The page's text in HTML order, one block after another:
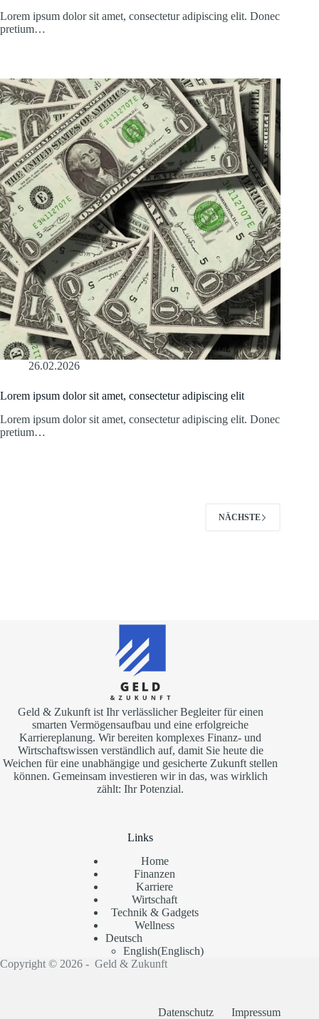
Lorem ipsum dolor sit amet, consectetur adipiscing elit. Donec
pretium…
26.02.2026
Lorem ipsum dolor sit amet, consectetur adipiscing elit
Lorem ipsum dolor sit amet, consectetur adipiscing elit. Donec
pretium…
NÄCHSTE
Geld & Zukunft ist Ihr verlässlicher Begleiter für einen
smarten Vermögensaufbau und eine erfolgreiche
Karriereplanung. Wir bereiten komplexes Finanz- und
Wirtschaftswissen verständlich auf, damit Sie heute die
Weichen für eine unabhängige und gesicherte Zukunft stellen
können. Gemeinsam investieren wir in das, was wirklich
zählt: Ihr Potenzial.
Links
Home
Finanzen
Karriere
Wirtschaft
Technik & Gadgets
Wellness
Deutsch
English(Englisch)
Copyright © 2026 - Geld & Zukunft
Datenschutz Impressum